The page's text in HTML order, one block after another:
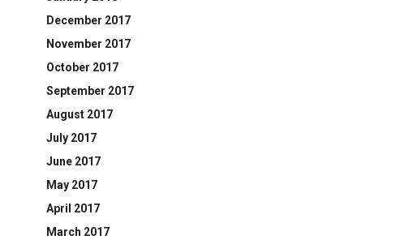
December 2017
November 2017
October 2017
September 2017
August 2017
July 2017
June 2017
May 2017
April 2017
March 2017